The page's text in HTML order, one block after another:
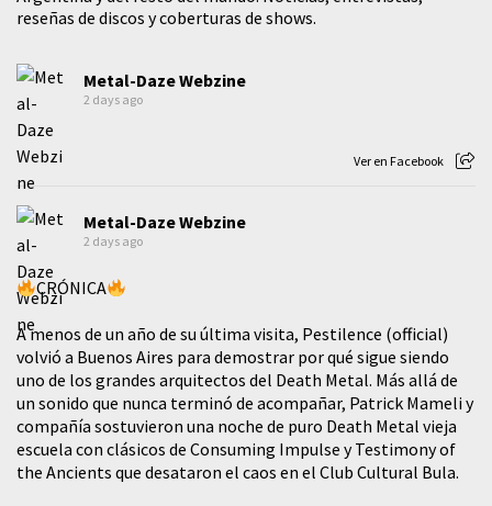
reseñas de discos y coberturas de shows.
Metal-Daze Webzine
2 days ago
Ver en Facebook
Metal-Daze Webzine
2 days ago
CRÓNICA
A menos de un año de su última visita, Pestilence (official)
volvió a Buenos Aires para demostrar por qué sigue siendo
uno de los grandes arquitectos del Death Metal. Más allá de
un sonido que nunca terminó de acompañar, Patrick Mameli y
compañía sostuvieron una noche de puro Death Metal vieja
escuela con clásicos de Consuming Impulse y Testimony of
the Ancients que desataron el caos en el Club Cultural Bula.